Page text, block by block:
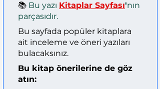
📚 Bu yazı Kitaplar Sayfası'nın
parçasıdır.
Bu sayfada popüler kitaplara
ait inceleme ve öneri yazıları
bulacaksınız.
Bu kitap önerilerine de göz
atın: